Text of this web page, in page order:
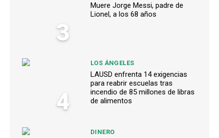
3
Muere Jorge Messi, padre de
Lionel, a los 68 años
4
LOS ÁNGELES
LAUSD enfrenta 14 exigencias
para reabrir escuelas tras
incendio de 85 millones de libras
de alimentos
DINERO